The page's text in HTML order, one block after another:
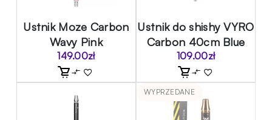
Ustnik Moze Carbon
Wavy Pink
149.00zł
Ustnik do shishy VYRO
Carbon 40cm Blue
109.00zł
WYPRZEDANE